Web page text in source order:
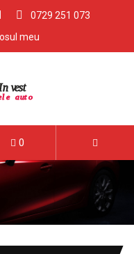
0729 251 073
meu
0